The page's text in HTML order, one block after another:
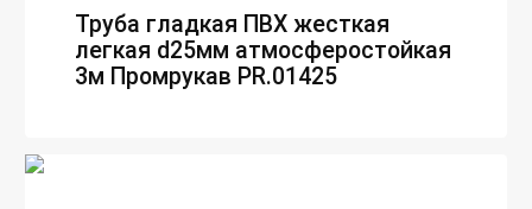
Труба гладкая ПВХ жесткая
легкая d25мм атмосферостойкая
3м Промрукав PR.01425